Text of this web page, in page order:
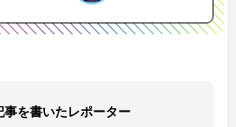
事を書いたレポーター